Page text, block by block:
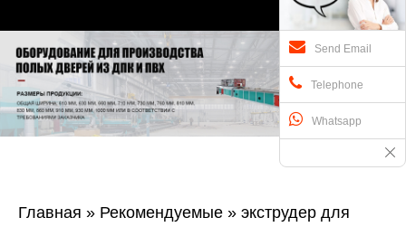
Главная » Рекомендуемые » экструдер для
Send Email
Telephone
Whatsapp